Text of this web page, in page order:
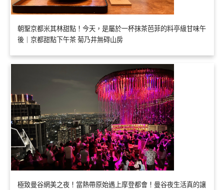
朝聖京都米其林甜點！今天，是屬於一杯抹茶芭菲的料亭級甘味午
後｜京都甜點下午茶 菊乃井無碍山房
極致曼谷網美之夜！當熱帶原始遇上摩登都會！曼谷夜生活真的讓